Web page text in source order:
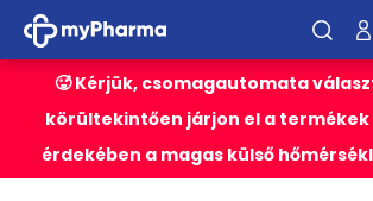
🥵 Kérjük, csomagautomata
körültekintően járjon el a termékek
érdekében a magas külső